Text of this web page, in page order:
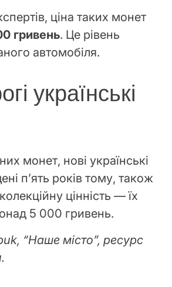
ціна таких монет
гривень. Це рівень
автомобіля.
українські
монет, нові українські
п’ять років тому, також
цінність — їх
5 000 гривень.
“Наше місто”, ресурс